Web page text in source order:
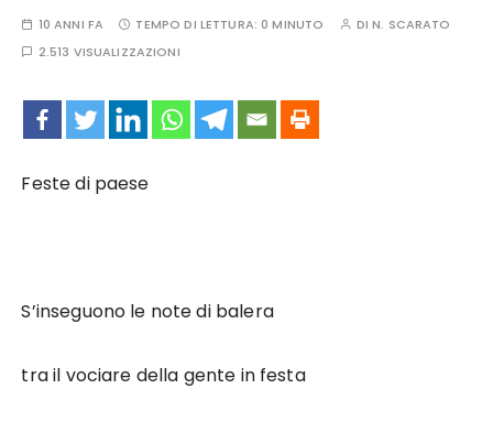
10 ANNI FA TEMPO DI LETTURA: 0 MINUTO DIN. SCARATO
2.513 VISUALIZZAZIONI
Feste di paese
S’inseguono le note di balera
tra il vociare della gente in festa